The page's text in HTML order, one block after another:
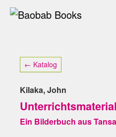
Skip to main content
Skip to page footer
← Katalog
Kilaka, John
Ein Bilderbuch aus